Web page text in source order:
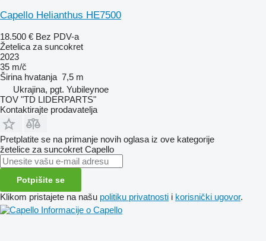
Capello Helianthus HE7500
18.500 € Bez PDV-a
Žetelica za suncokret
2023
35 m/č
Širina hvatanja 7,5 m
Ukrajina, pgt. Yubileynoe
TOV "TD LIDERPARTS"
Kontaktirajte prodavatelja
Pretplatite se na primanje novih oglasa iz ove kategorije
žetelice za suncokret Capello
Potpišite se
Klikom pristajete na našu politiku privatnosti i korisnički ugovor.
Informacije o Capello